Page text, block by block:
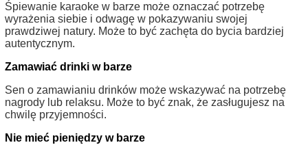
Śpiewanie karaoke w barze może oznaczać potrzebę
wyrażenia siebie i odwagę w pokazywaniu swojej
prawdziwej natury. Może to być zachęta do bycia bardziej
autentycznym.
Zamawiać drinki w barze
Sen o zamawianiu drinków może wskazywać na potrzebę
nagrody lub relaksu. Może to być znak, że zasługujesz na
chwilę przyjemności.
Nie mieć pieniędzy w barze